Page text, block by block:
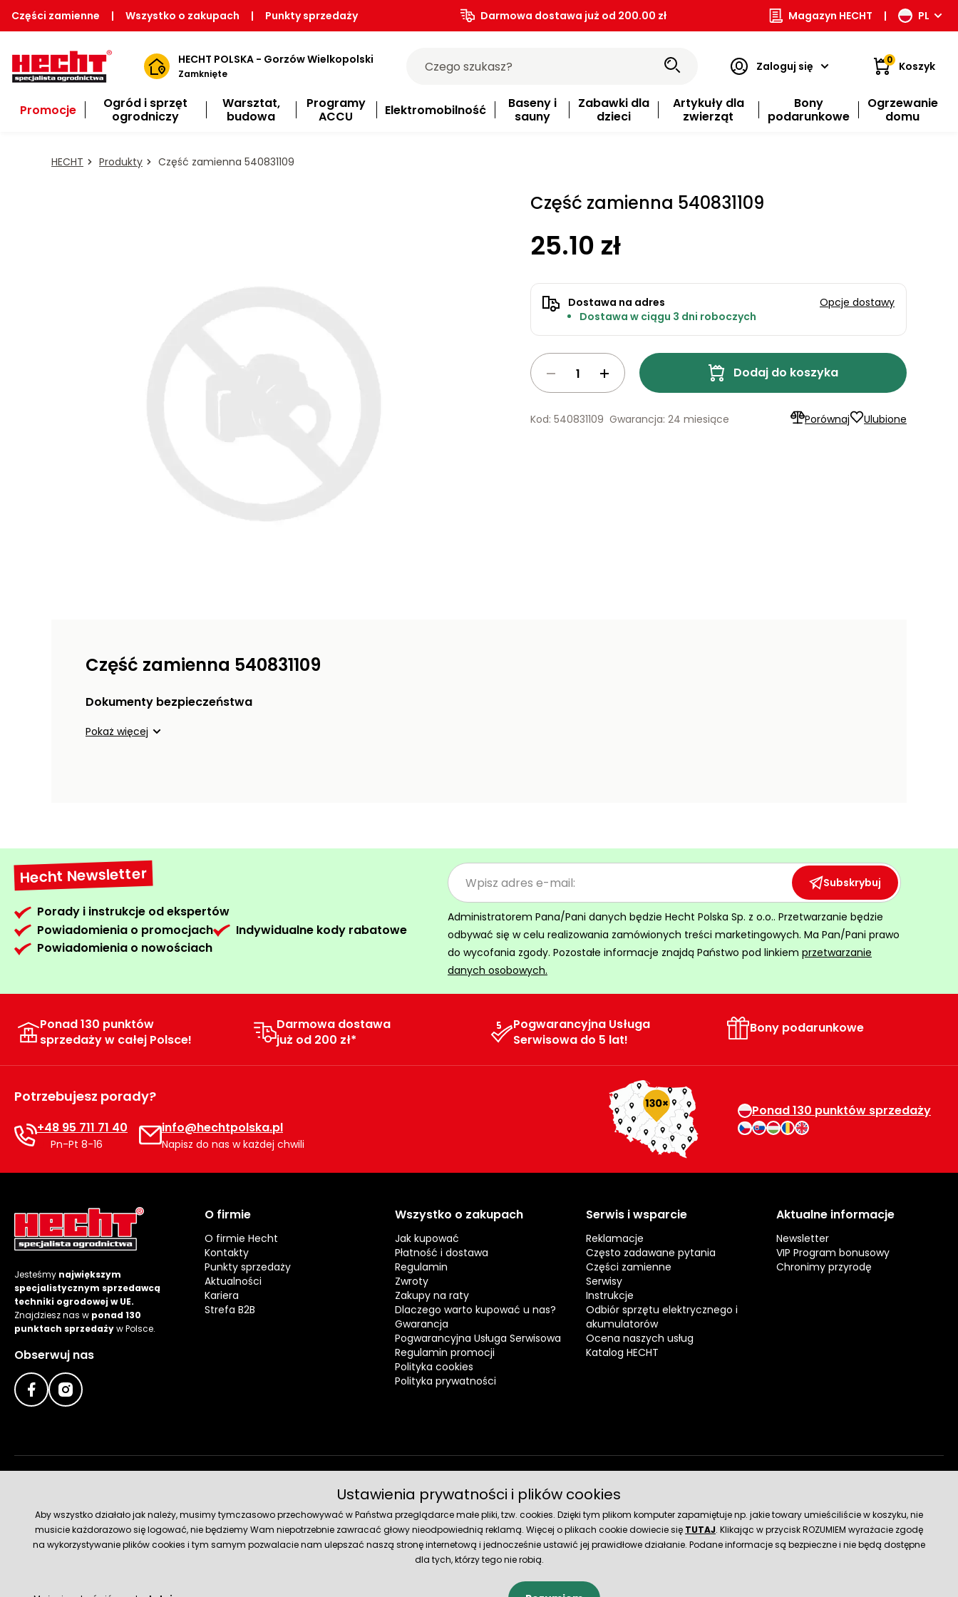
Części zamienne | Wszystko o zakupach | Punkty sprzedaży Darmowa dostawa już od 200.00 zł Magazyn HECHT | PL
HECHT POLSKA - Gorzów Wielkopolski
Zamknięte
Zaloguj się 0 Koszyk
Promocje
Ogród i sprzęt
ogrodniczy
Warsztat,
budowa
Programy
ACCU
Elektromobilność
Baseny i
sauny
Zabawki dla
dzieci
Artykuły dla
zwierząt
Bony
podarunkowe
Ogrzewanie
domu
HECHT Produkty Część zamienna 540831109
Część zamienna 540831109
25.10 zł
Dostawa na adres
Dostawa w ciągu 3 dni roboczych
Opcje dostawy
Dodaj do koszyka
Porównaj Ulubione
Kod: 540831109 Gwarancja: 24 miesiące
Część zamienna 540831109
Dokumenty bezpieczeństwa
Pokaż więcej
Hecht Newsletter
Porady i instrukcje od ekspertów
Powiadomienia o promocjach
Indywidualne kody rabatowe
Powiadomienia o nowościach
Subskrybuj
Administratorem Pana/Pani danych będzie Hecht Polska Sp. z o.o.. Przetwarzanie będzie
odbywać się w celu realizowania zamówionych treści marketingowych. Ma Pan/Pani prawo
do wycofania zgody. Pozostałe informacje znajdą Państwo pod linkiem przetwarzanie
danych osobowych.
Ponad 130 punktów
sprzedaży w całej Polsce!
Darmowa dostawa
już od 200 zł*
Pogwarancyjna Usługa
Serwisowa do 5 lat!
Bony podarunkowe
Potrzebujesz porady?
+48 95 711 71 40
Pn-Pt 8-16
info@hechtpolska.pl
Napisz do nas w każdej chwili
Ponad 130 punktów sprzedaży
Jesteśmy największym
specjalistycznym sprzedawcą
techniki ogrodowej w UE.
Znajdziesz nas w ponad 130
punktach sprzedażyw Polsce.
Obserwuj nas
O firmie
O firmie Hecht
Kontakty
Punkty sprzedaży
Aktualności
Kariera
Strefa B2B
Wszystko o zakupach
Jak kupować
Płatność i dostawa
Regulamin
Zwroty
Zakupy na raty
Dlaczego warto kupować u nas?
Gwarancja
Pogwarancyjna Usługa Serwisowa
Regulamin promocji
Polityka cookies
Polityka prywatności
Serwis i wsparcie
Reklamacje
Często zadawane pytania
Części zamienne
Serwisy
Instrukcje
Odbiór sprzętu elektrycznego i
akumulatorów
Ocena naszych usług
Katalog HECHT
Aktualne informacje
Newsletter
VIP Program bonusowy
Chronimy przyrodę
Metody dostawy
Ustawienia prywatności i plików cookies
Aby wszystko działało jak należy, musimy tymczasowo przechowywać w Państwa przeglądarce małe pliki, tzw. cookies. Dzięki tym plikom komputer zapamiętuje np. jakie towary umieściliście w koszyku, nie
musicie każdorazowo się logować, nie będziemy Wam niepotrzebnie zawracać głowy nieodpowiednią reklamą. Więcej o plikach cookie dowiecie się TUTAJ. Klikając w przycisk ROZUMIEM wyrażacie zgodę
na wykorzystywanie plików cookies i tym samym pozwalacie nam ulepszać naszą stronę internetową i jednocześnie ustawić jej prawidłowe działanie. Podane informacje są bezpieczne i nie będą dostępne
dla tych, którzy tego nie robią.